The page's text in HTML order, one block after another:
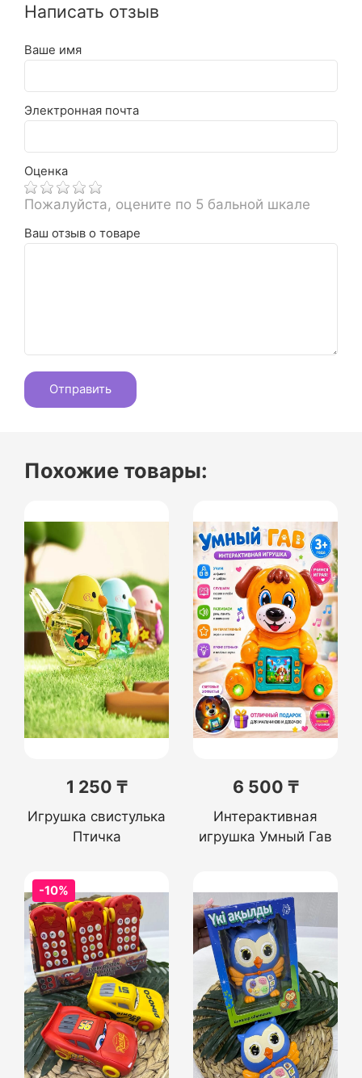
Написать отзыв
Ваше имя
Электронная почта
Оценка
Пожалуйста, оцените по 5 бальной шкале
Ваш отзыв о товаре
Похожие товары:
1 250 ₸
Игрушка свистулька
Птичка
6 500 ₸
Интерактивная
игрушка Умный Гав
-10%